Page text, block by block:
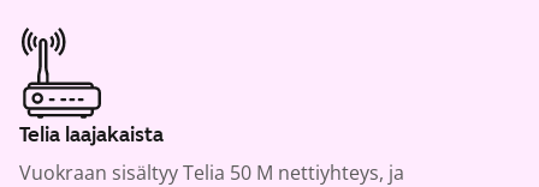
Telia laajakaista
Vuokraan sisältyy Telia 50 M nettiyhteys, ja